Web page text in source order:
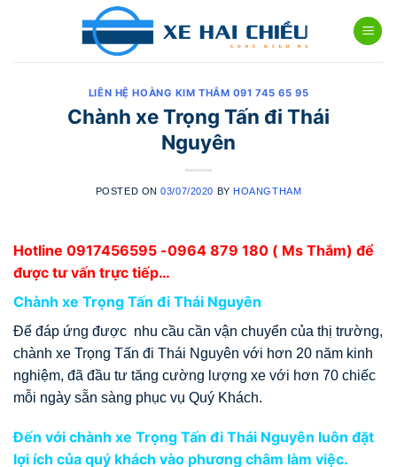
LIÊN HỆ HOÀNG KIM THẮM 091 745 65 95
Chành xe Trọng Tấn đi Thái
Nguyên
POSTED ON03/07/2020 BY HOANGTHAM
Hotline 0917456595 -0964 879 180 ( Ms Thắm) để
được tư vấn trực tiếp…
Chành xe Trọng Tấn đi Thái Nguyên
Để đáp ứng được nhu cầu cần vận chuyển của thị trường,
chành xe Trọng Tấn đi Thái Nguyên với hơn 20 năm kinh
nghiệm, đã đầu tư tăng cường lượng xe với hơn 70 chiếc
mỗi ngày sẵn sàng phục vụ Quý Khách.
Đến với chành xe Trọng Tấn đi Thái Nguyên luôn đặt
lợi ích của quý khách vào phương châm làm việc.